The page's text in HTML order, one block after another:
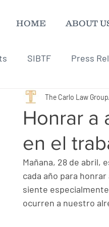
HOME ABOUT
SIBTF Press
Honrar a
en el
The Carlo Law Group
Mañana, 28 de abril,
cada año para
siente especialmente
ocurren a nuestro